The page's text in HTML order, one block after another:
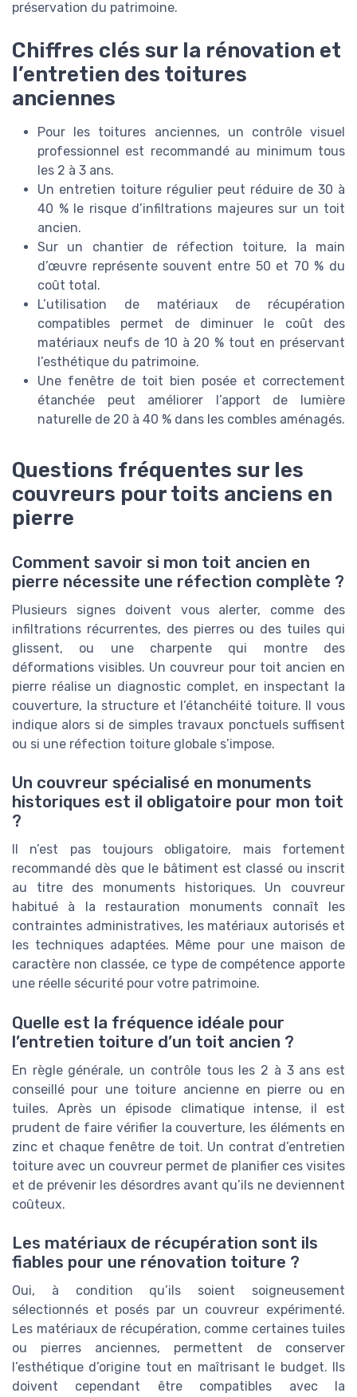
préservation du patrimoine.
Chiffres clés sur la rénovation et
l’entretien des toitures
anciennes
Pour les toitures anciennes, un contrôle visuel
professionnel est recommandé au minimum tous
les 2 à 3 ans.
Un entretien toiture régulier peut réduire de 30 à
40 % le risque d’infiltrations majeures sur un toit
ancien.
Sur un chantier de réfection toiture, la main
d’œuvre représente souvent entre 50 et 70 % du
coût total.
L’utilisation de matériaux de récupération
compatibles permet de diminuer le coût des
matériaux neufs de 10 à 20 % tout en préservant
l’esthétique du patrimoine.
Une fenêtre de toit bien posée et correctement
étanchée peut améliorer l’apport de lumière
naturelle de 20 à 40 % dans les combles aménagés.
Questions fréquentes sur les
couvreurs pour toits anciens en
pierre
Comment savoir si mon toit ancien en
pierre nécessite une réfection complète ?
Plusieurs signes doivent vous alerter, comme des
infiltrations récurrentes, des pierres ou des tuiles qui
glissent, ou une charpente qui montre des
déformations visibles. Un couvreur pour toit ancien en
pierre réalise un diagnostic complet, en inspectant la
couverture, la structure et l’étanchéité toiture. Il vous
indique alors si de simples travaux ponctuels suffisent
ou si une réfection toiture globale s’impose.
Un couvreur spécialisé en monuments
historiques est il obligatoire pour mon toit
?
Il n’est pas toujours obligatoire, mais fortement
recommandé dès que le bâtiment est classé ou inscrit
au titre des monuments historiques. Un couvreur
habitué à la restauration monuments connaît les
contraintes administratives, les matériaux autorisés et
les techniques adaptées. Même pour une maison de
caractère non classée, ce type de compétence apporte
une réelle sécurité pour votre patrimoine.
Quelle est la fréquence idéale pour
l’entretien toiture d’un toit ancien ?
En règle générale, un contrôle tous les 2 à 3 ans est
conseillé pour une toiture ancienne en pierre ou en
tuiles. Après un épisode climatique intense, il est
prudent de faire vérifier la couverture, les éléments en
zinc et chaque fenêtre de toit. Un contrat d’entretien
toiture avec un couvreur permet de planifier ces visites
et de prévenir les désordres avant qu’ils ne deviennent
coûteux.
Les matériaux de récupération sont ils
fiables pour une rénovation toiture ?
Oui, à condition qu’ils soient soigneusement
sélectionnés et posés par un couvreur expérimenté.
Les matériaux de récupération, comme certaines tuiles
ou pierres anciennes, permettent de conserver
l’esthétique d’origine tout en maîtrisant le budget. Ils
doivent cependant être compatibles avec la